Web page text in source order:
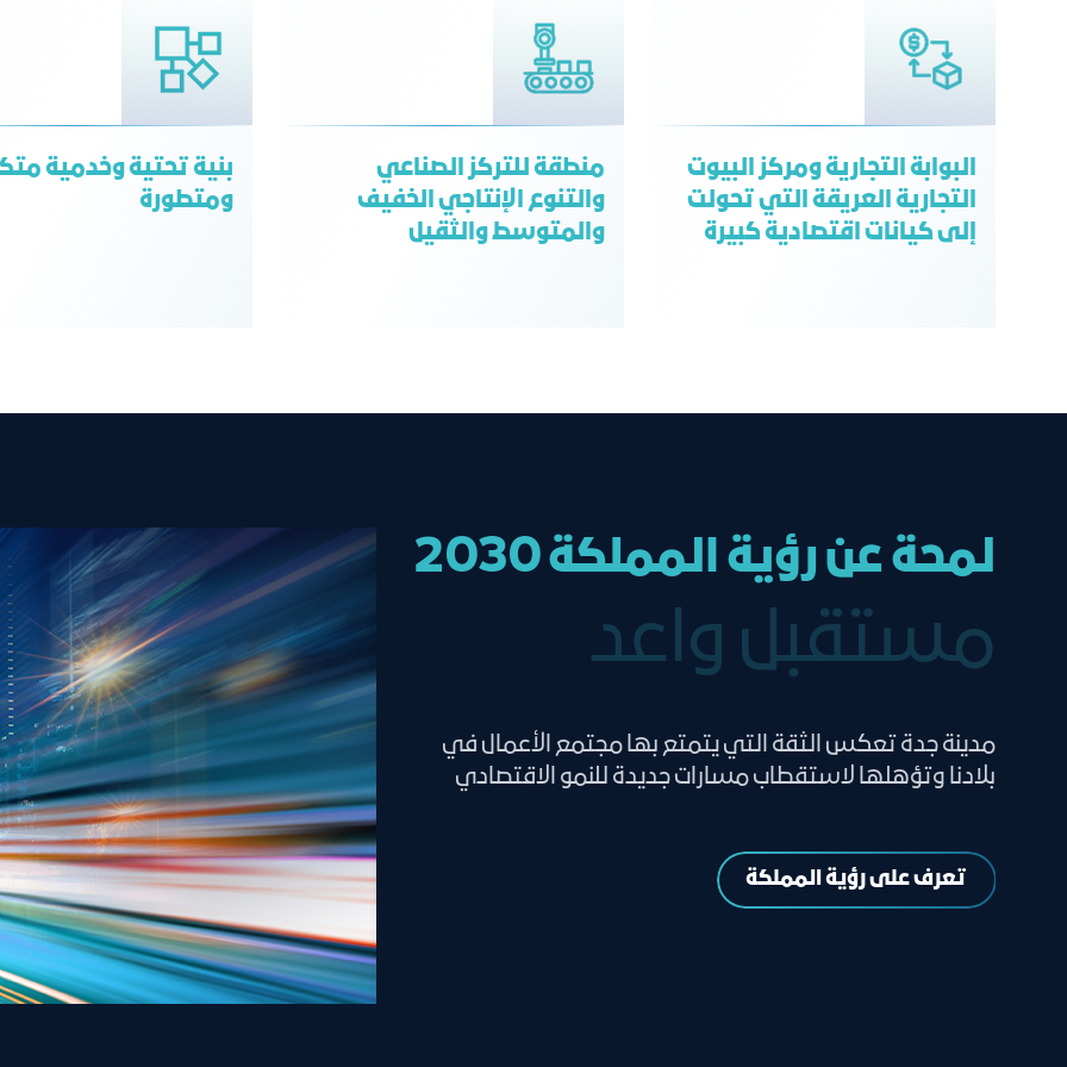
البوابة التجارية ومركز البيوت
التجارية العريقة التي تحولت
إلى كيانات اقتصادية كبيرة
منطقة للتركز الصناعي
والتنوع الإنتاجي الخفيف
والمتوسط والثقيل
بنية تحتية وخدمية
ومتطورة
لمحة عن رؤية المملكة 2030
مستقبل واعد
مدينة جدة تعكس الثقة التي يتمتع بها مجتمع الأعمال في
بلادنا وتؤهلها لاستقطاب مسارات جديدة للنمو الاقتصادي
تعرف على رؤية المملكة